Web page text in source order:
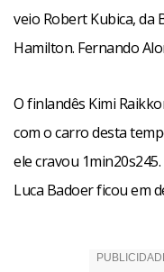
veio Robert Kubica, da
Hamilton. Fernando
O finlandês Kimi
com o carro desta
ele cravou
Luca Badoer ficou em